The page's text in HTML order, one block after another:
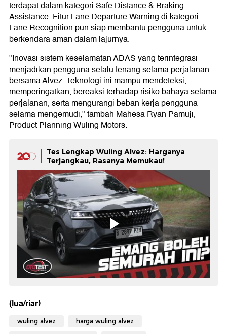
terdapat dalam kategori Safe Distance & Braking
Assistance. Fitur Lane Departure Warning di kategori
Lane Recognition pun siap membantu pengguna untuk
berkendara aman dalam lajurnya.
"Inovasi sistem keselamatan ADAS yang terintegrasi
menjadikan pengguna selalu tenang selama perjalanan
bersama Alvez. Teknologi ini mampu mendeteksi,
memperingatkan, bereaksi terhadap risiko bahaya selama
perjalanan, serta mengurangi beban kerja pengguna
selama mengemudi," tambah Mahesa Ryan Pamuji,
Product Planning Wuling Motors.
Tes Lengkap Wuling Alvez: Harganya
Terjangkau, Rasanya Memukau!
(lua/riar)
wuling alvez harga wuling alvez